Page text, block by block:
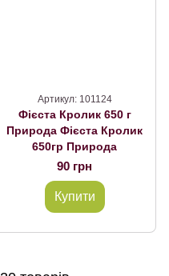
Артикул: 101124
Фієста Кролик 650 г
Природа Фієста Кролик
650гр Природа
90 грн
Купити